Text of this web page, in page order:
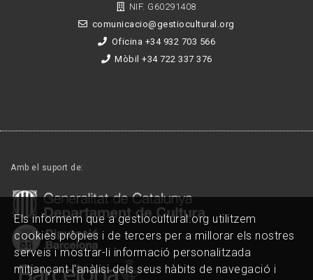
NIF. G60291408
comunicacio@gestiocultural.org
Oficina +34 932 703 566
Mòbil +34 722 337 376
Amb el suport de:
Els informem que a gestiocultural.org utilitzem
cookies pròpies i de tercers per a millorar els nostres
serveis i mostrar-li informació personalitzada
mitjançant l'anàlisi dels seus hàbits de navegació i